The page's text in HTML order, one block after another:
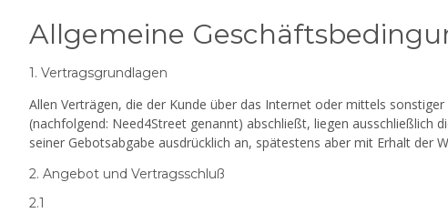
Allgemeine
1. Vertragsgrundlagen
Allen Verträgen, die der Kunde über das Internet oder mittels
(nachfolgend: Need4Street genannt) abschließt, liegen ausschließlich
seiner Gebotsabgabe ausdrücklich an, spätestens aber mit Erhalt der
2. Angebot und Vertragsschluß
2.1